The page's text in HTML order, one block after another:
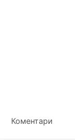
Коментари